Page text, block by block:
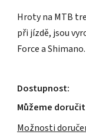
z
Hroty na MTB
při jízdě, jsou
Force a Shimano.
Dostupnost
Můžeme
Možnosti